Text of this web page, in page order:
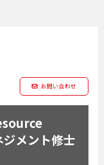
お問い合わせ
メント修士